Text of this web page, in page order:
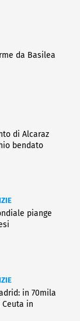
da Basilea
di Alcaraz
bendato
piange
in 70mila
in